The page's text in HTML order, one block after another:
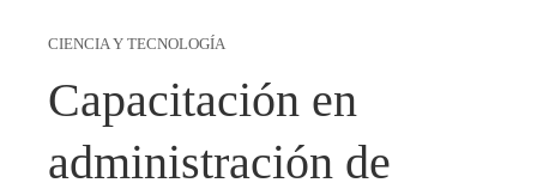
CIENCIA Y TECNOLOGÍA
Capacitación en
administración de